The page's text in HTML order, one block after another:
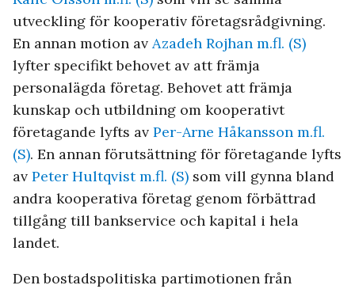
utveckling för kooperativ företagsrådgivning.
En annan motion av Azadeh Rojhan m.fl. (S)
lyfter specifikt behovet av att främja
personalägda företag. Behovet att främja
kunskap och utbildning om kooperativt
företagande lyfts av Per-Arne Håkansson m.fl.
(S). En annan förutsättning för företagande lyfts
av Peter Hultqvist m.fl. (S) som vill gynna bland
andra kooperativa företag genom förbättrad
tillgång till bankservice och kapital i hela
landet.
Den bostadspolitiska partimotionen från